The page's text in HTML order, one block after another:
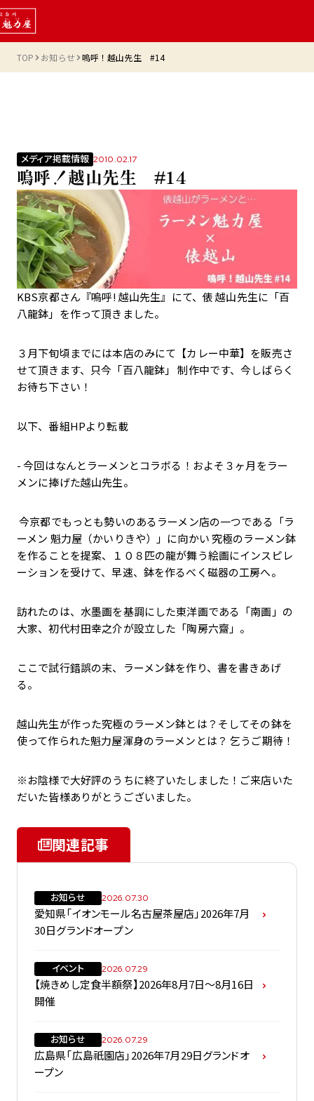
TOP お知らせ 嗚呼！越山先生 #14
メディア掲載情報 2010.02.17
嗚呼！越山先生 #14
KBS京都さん『嗚呼! 越山先生』にて、俵 越山先生に「百
八龍鉢」を作って頂きました。
３月下旬頃までには本店のみにて【カレー中華】を販売さ
せて頂きます、只今「百八龍鉢」 制作中です、今しばらく
お待ち下さい！
以下、番組HPより転載
- 今回はなんとラーメンとコラボる！およそ３ヶ月をラー
メンに捧げた越山先生。
今京都でもっとも勢いのあるラーメン店の一つである「ラ
ーメン 魁力屋（かいりきや）」に向かい 究極のラーメン鉢
を作ることを提案、１０８匹の龍が舞う絵画にインスピレ
ーションを受けて、早速、鉢を作るべく磁器の工房へ。
訪れたのは、水墨画を基調にした東洋画である「南画」の
大家、初代村田幸之介が設立した「陶房六齋」。
ここで試行錯誤の末、ラーメン鉢を作り、書を書きあげ
る。
越山先生が作った究極のラーメン鉢とは？そしてその鉢を
使って作られた魁力屋渾身のラーメンとは？ 乞うご期待！
※お陰様で大好評のうちに終了いたしました！ご来店いた
だいた皆様ありがとうございました。
関連記事
お知らせ 2026.07.30
愛知県「イオンモール名古屋茶屋店」2026年7月
30日グランドオープン
イベント 2026.07.29
【焼きめし定食半額祭】2026年8月7日～8月16日
開催
お知らせ 2026.07.29
広島県「広島祇園店」2026年7月29日グランドオ
ープン